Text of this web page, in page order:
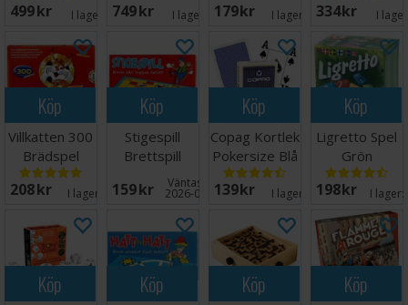
499 SEK I lager:
NORSK
749 SEK I lager: 179 SEK I lager: 14
334 SEK I
Köp
Villkatten 300
Brädspel
208 SEK I lager: 10
Köp
Stigespill
Brettspill
159 SEK Väntas in:
2026-08-28
Köp
Copag Kortlek
Pokersize Blå
100% Plast
139 SEK I lager: 11
Köp
Ligretto Spel
Grön
198 SEK I lager:
Köp Köp Köp Köp